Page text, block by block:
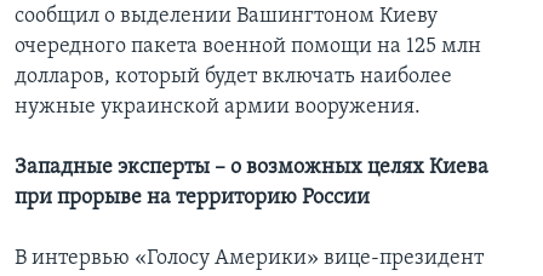
сообщил о выделении Вашингтоном Киеву
очередного пакета военной помощи на 125 млн
долларов, который будет включать наиболее
нужные украинской армии вооружения.
Западные эксперты – о возможных целях Киева
при прорыве на территорию России
В интервью «Голосу Америки» вице-президент